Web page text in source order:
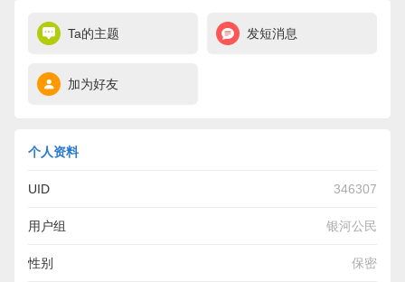
Ta的主题 发短消息
加为好友
个人资料
UID 346307
用户组 银河公民
性别 保密